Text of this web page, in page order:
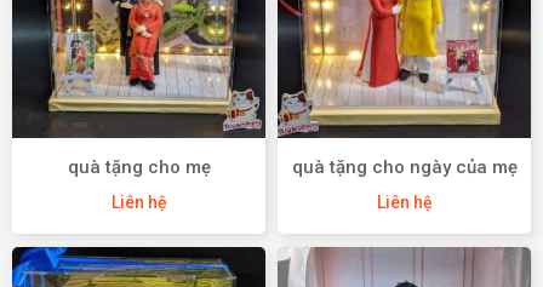
quà tặng cho mẹ
Liên hệ
quà tặng cho ngày của mẹ
Liên hệ